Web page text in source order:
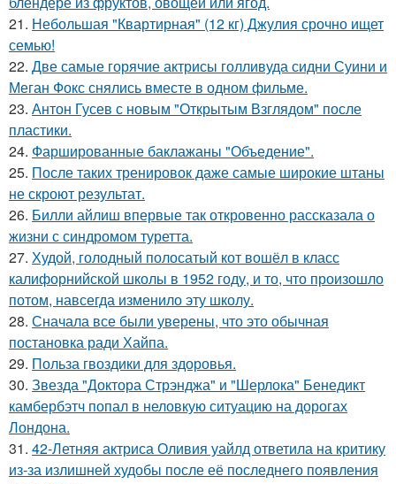
21. Небольшая "Квартирная" (12 кг) Джулия срочно ищет
семью!
22. Две самые горячие актрисы голливуда сидни Суини и
Меган Фокс снялись вместе в одном фильме.
23. Антон Гусев с новым "Открытым Взглядом" после
пластики.
24. Фаршированные баклажаны "Объедение".
25. После таких тренировок даже самые широкие штаны
не скроют результат.
26. Билли айлиш впервые так откровенно рассказала о
жизни с синдромом туретта.
27. Худой, голодный полосатый кот вошёл в класс
калифорнийской школы в 1952 году, и то, что произошло
потом, навсегда изменило эту школу.
28. Сначала все были уверены, что это обычная
постановка ради Хайпа.
29. Польза гвоздики для здоровья.
30. Звезда "Доктора Стрэнджа" и "Шерлока" Бенедикт
камбербэтч попал в неловкую ситуацию на дорогах
Лондона.
31. 42-Летняя актриса Оливия уайлд ответила на критику
из-за излишней худобы после её последнего появления